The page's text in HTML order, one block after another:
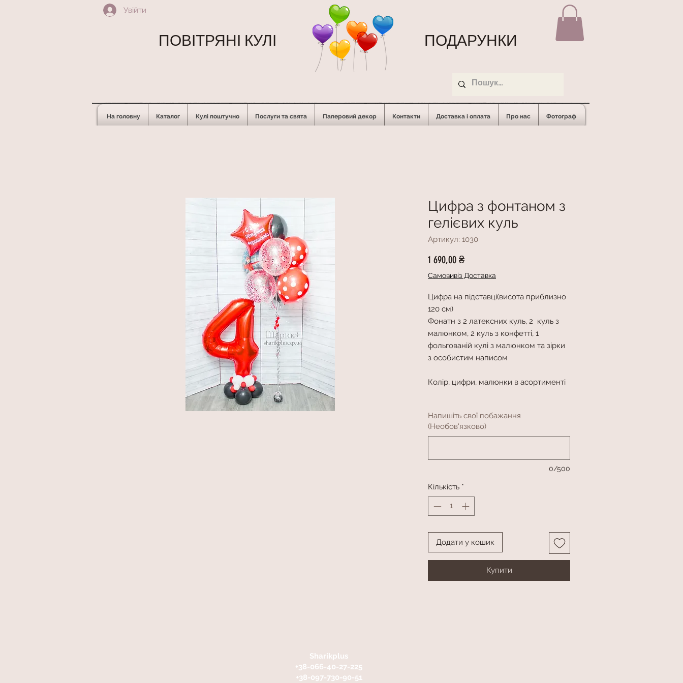
Увійти
ПОВІТРЯНІ КУЛІ ПОДАРУНКИ
На головну Каталог Кулі поштучно Послуги та свята Паперовий декор Контакти Доставка і оплата Про нас Фотограф
Цифра з фонтаном з
гелієвих куль
Артикул: 1030
1 690,00 ₴Ціна
Самовивіз Доставка
Цифра на підставці(висота приблизно
120 см)
Фонатн з 2 латексних куль, 2 куль з
малюнком, 2 куль з конфетті, 1
фольгованій кулі з малюнком та зірки
з особистим написом
Колір, цифри, малюнки в асортименті
Напишіть свої побажання
(Необов'язково)
0/500
Кількість *
Додати у кошик
Купити
Sharikplus
+38-066-40-27-225
+38-097-730-90-51